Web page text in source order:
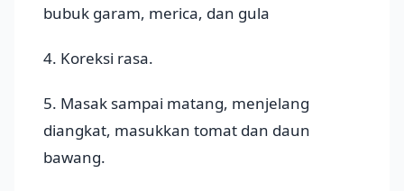
bubuk garam, merica, dan gula
4. Koreksi rasa.
5. Masak sampai matang, menjelang
diangkat, masukkan tomat dan daun
bawang.